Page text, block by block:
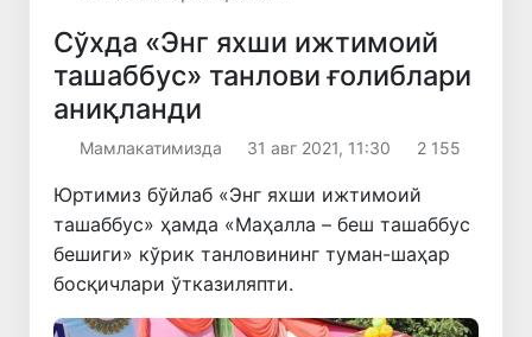
Сўхда «Энг яхши ижтимоий
ташаббус» танлови ғолиблари
аниқланди
Мамлакатимизда 31 авг 2021, 11:30 2 155
Юртимиз бўйлаб «Энг яхши ижтимоий
ташаббус» ҳамда «Маҳалла – беш ташаббус
бешиги» кўрик танловининг туман-шаҳар
босқичлари ўтказиляпти.